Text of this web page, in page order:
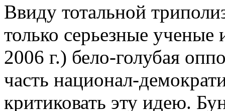
Ввиду тотальной
только серьезные
2006 г.) бело-голубая
часть национал-
критиковать эту идею.